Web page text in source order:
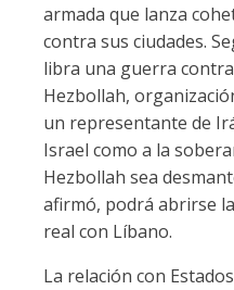
armada que lanza
contra sus ciudades.
libra una guerra
Hezbollah,
un representante de
Israel como a la
Hezbollah sea
afirmó, podrá abrirse
real con Líbano.
La relación con